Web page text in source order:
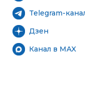
Telegram-
Дзен
Канал в MAX